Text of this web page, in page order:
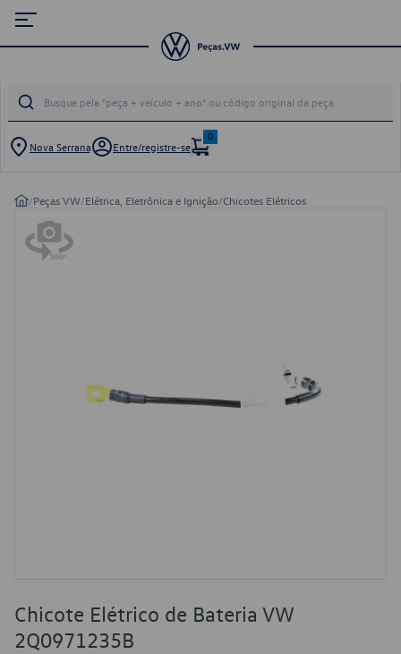
Nova Serrana Entre/registre-se
0
/Peças VW/Elétrica, Eletrônica e Ignição/Chicotes Elétricos
Chicote Elétrico de Bateria VW
2Q0971235B